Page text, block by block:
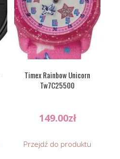
Timex Rainbow Unicorn
Tw7C25500
149.00zł
Przejdź do produktu